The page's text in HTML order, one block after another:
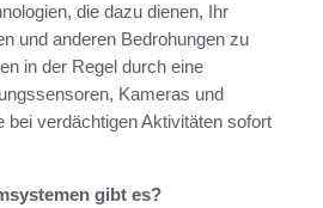
die dazu dienen, Ihr
und anderen Bedrohungen zu
in der Regel durch eine
Kameras und
bei verdächtigen Aktivitäten sofort
gibt es?